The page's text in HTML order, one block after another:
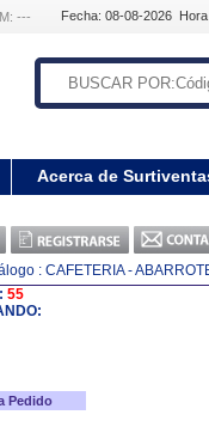
--- Fecha: 08-08-2026
Acerca de
: CAFETERIA -
55
Pedido